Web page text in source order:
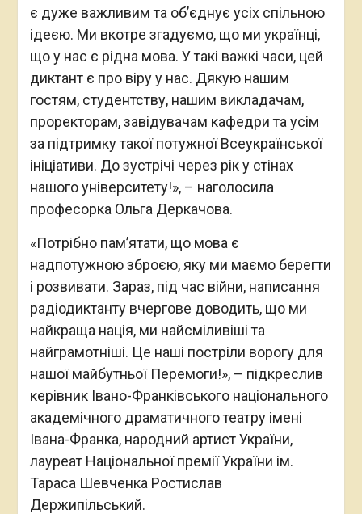
є дуже важливим та об’єднує усіх спільною
ідеєю. Ми вкотре згадуємо, що ми українці,
що у нас є рідна мова. У такі важкі часи, цей
диктант є про віру у нас. Дякую нашим
гостям, студентству, нашим викладачам,
проректорам, завідувачам кафедри та усім
за підтримку такої потужної Всеукраїнської
ініціативи. До зустрічі через рік у стінах
нашого університету!», – наголосила
професорка Ольга Деркачова.
«Потрібно пам’ятати, що мова є
надпотужною зброєю, яку ми маємо берегти
і розвивати. Зараз, під час війни, написання
радіодиктанту вчергове доводить, що ми
найкраща нація, ми найсміливіші та
найграмотніші. Це наші постріли ворогу для
нашої майбутньої Перемоги!», – підкреслив
керівник Івано-Франківського національного
академічного драматичного театру імені
Івана-Франка, народний артист України,
лауреат Національної премії України ім.
Тараса Шевченка Ростислав
Держипільський.